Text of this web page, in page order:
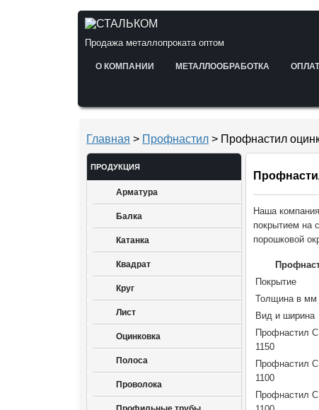
Продажа металлопроката оптом
О КОМПАНИИ МЕТАЛЛООБРАБОТКА
Главная > Профнастил > Профнастил
ПРОДУКЦИЯ
Арматура
Балка
Катанка
Квадрат
Круг
Лист
Оцинковка
Полоса
Проволока
Наша
покрытием на
порошковой
Покрытие
Толщина в мм
Вид и ширина
Профнастил
1150
Профнастил
1100
Профнастил